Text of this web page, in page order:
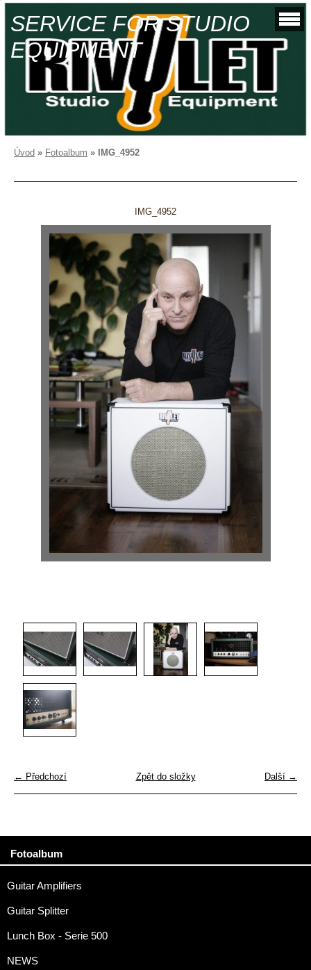
SERVICE FOR STUDIO
EQUIPMENT
Úvod » Fotoalbum » IMG_4952
IMG_4952
← Předchozí Další →
Zpět do složky
Fotoalbum
Guitar Amplifiers
Guitar Splitter
Lunch Box - Serie 500
NEWS